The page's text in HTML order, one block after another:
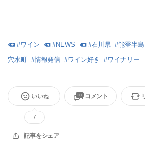
#ワイン #NEWS #石川県 #能登半島
穴水町 #情報発信 #ワイン好き #ワイナリー
いいね
7
コメント
記事をシェア